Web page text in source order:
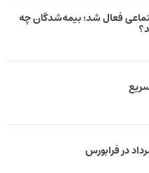
فعال شد؛ بیمه‌شدگان چه